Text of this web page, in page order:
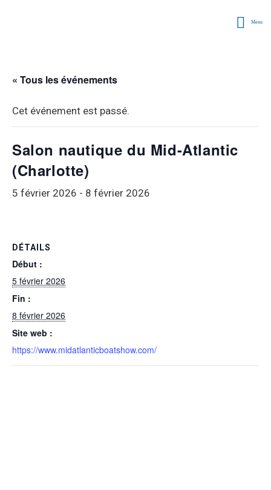
Menu
« Tous les événements
Cet événement est passé.
Salon nautique du Mid-Atlantic
(Charlotte)
5 février 2026 - 8 février 2026
DÉTAILS
Début :
5 février 2026
Fin :
8 février 2026
Site web :
https://www.midatlanticboatshow.com/